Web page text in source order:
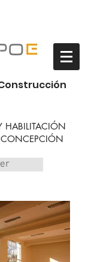
HABILITACIÓN